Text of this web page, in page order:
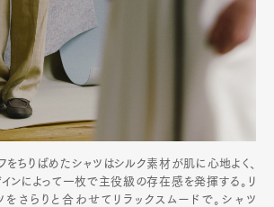
をちりばめたシャツはシルク素材が肌に心地よく、
ンによって一枚で主役級の存在感を発揮する。リ
さらりと合わせてリラックスムードで。シャツ